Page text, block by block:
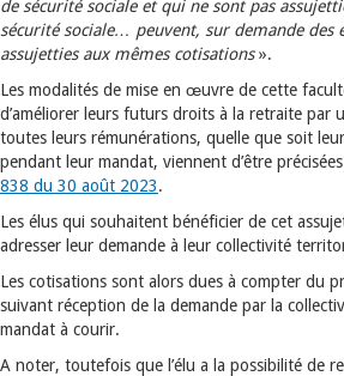
de sécurité sociale et qui ne sont pas
sécurité sociale… peuvent, sur demande des
assujetties aux mêmes cotisations».
Les modalités de mise en œuvre de cette
d’améliorer leurs futurs droits à la retraite par
toutes leurs rémunérations, quelle que soit
pendant leur mandat, viennent d’être
838 du 30 août 2023.
Les élus qui souhaitent bénéficier de cet
adresser leur demande à leur collectivité
Les cotisations sont alors dues à compter du
suivant réception de la demande par la
mandat à courir.
A noter, toutefois que l’élu a la possibilité de